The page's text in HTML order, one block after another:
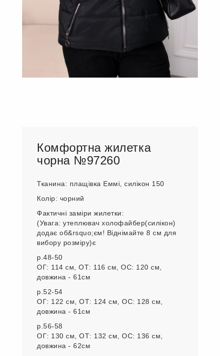
Комфортна жилетка
чорна №97260
Тканина: плащівка Еммі, силікон 150
Колір: чорний
Фактичні заміри жилетки:
(Увага: утеплювач холофайбер(силікон)
додає об&rsquo;єм! Віднімайте 8 см для
вибору розміру)є
р.48-50
ОГ: 114 см, ОТ: 116 см, ОС: 120 см,
довжина - 61см
р.52-54
ОГ: 122 см, ОТ: 124 см, ОС: 128 см,
довжина - 61см
р.56-58
ОГ: 130 см, ОТ: 132 см, ОС: 136 см,
довжина - 62см